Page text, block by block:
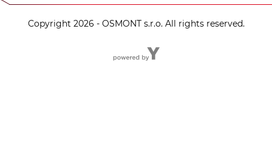
Copyright 2026 - OSMONT s.r.o. All rights reserved.